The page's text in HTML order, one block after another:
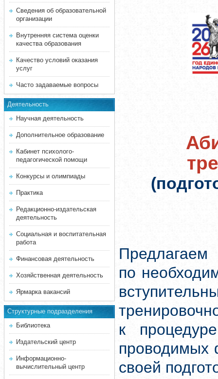
Сведения об образовательной
организации
Внутренняя система оценки
качества образования
Качество условий оказания
услуг
Часто задаваемые вопросы
Деятельность
Научная деятельность
Дополнительное образование
Кабинет психолого-
педагогической помощи
Конкурсы и олимпиады
Практика
Редакционно-издательская
деятельность
Социальная и воспитательная
работа
Финансовая деятельность
Хозяйственная деятельность
Ярмарка вакансий
Структурные подразделения
Библиотека
Издательский центр
Информационно-
вычислительный центр
Предлагаем
по
к
проводимых
своей